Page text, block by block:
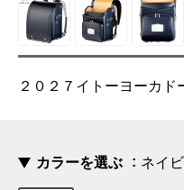
２０２７イトーヨーカド
カラーを選ぶ ネイ